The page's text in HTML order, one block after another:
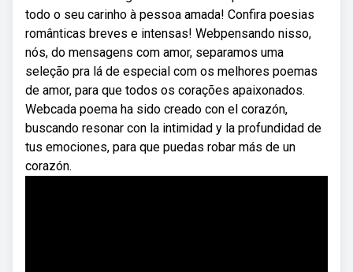
todo o seu carinho à pessoa amada! Confira poesias
românticas breves e intensas! Webpensando nisso,
nós, do mensagens com amor, separamos uma
seleção pra lá de especial com os melhores poemas
de amor, para que todos os corações apaixonados.
Webcada poema ha sido creado con el corazón,
buscando resonar con la intimidad y la profundidad de
tus emociones, para que puedas robar más de un
corazón.